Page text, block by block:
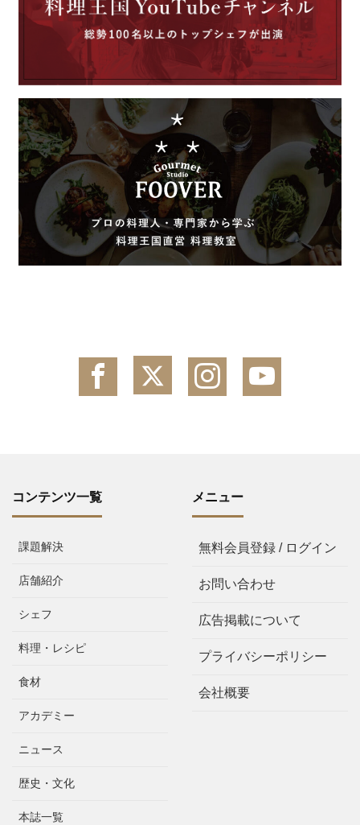
コンテンツ一覧
課題解決
店舗紹介
シェフ
料理・レシピ
食材
アカデミー
ニュース
歴史・文化
本誌一覧
メニュー
無料会員登録 / ログイン
お問い合わせ
広告掲載について
プライバシーポリシー
会社概要